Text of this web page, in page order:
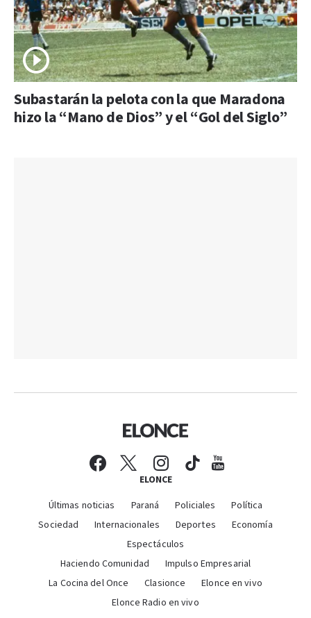
Subastarán la pelota con la que Maradona
hizo la “Mano de Dios” y el “Gol del Siglo”
ELONCE
Últimas noticias Paraná Policiales
Política
Sociedad
Internacionales Deportes
Economía
Espectáculos
Haciendo Comunidad
Impulso Empresarial
La Cocina del Once
Clasionce
Elonce en vivo
Elonce Radio en vivo